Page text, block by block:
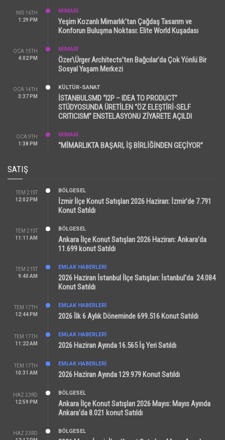
NIS 16TH
1:29 PM
MİMARİ
Yeşim Kozanlı Mimarlık’tan Çağdaş Tasarım ve
Konforun Buluşma Noktası: Elite World Kuşadası
OCA 15TH
4:02 PM
MİMARİ
Özer\Ürger Architects’ten Bağcılar’da Çok Yönlü Bir
Sosyal Yaşam Merkezi
OCA 14TH
3:37 PM
KÜLTÜR-SANAT
İSTANBULSMD “I2P – IDEA TO PRODUCT”
STÜDYOSUNDA ÜRETİLEN “ÖZ ELEŞTİRİ-SELF
CRITICISM” ENSTELASYONU ZİYARETE AÇILDI
OCA 9TH
1:38 PM
MİMARİ
“MİMARLIKTA BAŞARI, İŞ BİRLİĞİNDEN GEÇİYOR”
SATIŞ
TEM 21ST
12:02 PM
BÖLGESEL
İzmir İlçe Konut Satışları 2026 Haziran: İzmir’de 7.791
Konut Satıldı
TEM 21ST
11:11 AM
BÖLGESEL
Ankara İlçe Konut Satışları 2026 Haziran: Ankara’da
11.699 konut Satıldı
TEM 21ST
9:40 AM
EMLAK HABERLERI
2026 Haziran İstanbul İlçe Satışları: İstanbul’da 24.084
Konut Satıldı
TEM 17TH
12:44 PM
EMLAK HABERLERI
2026 İlk 6 Aylık Döneminde 699.516 Konut Satıldı
TEM 17TH
11:22 AM
EMLAK HABERLERI
2026 Haziran Ayında 16.565 İş Yeri Satıldı
TEM 17TH
10:31 AM
EMLAK HABERLERI
2026 Haziran Ayında 129.979 Konut Satıldı
HAZ 23RD
12:59 PM
BÖLGESEL
Ankara İlçe Konut Satışları 2026 Mayıs: Mayıs Ayında
Ankara’da 8.021 konut Satıldı
HAZ 23RD
BÖLGESEL